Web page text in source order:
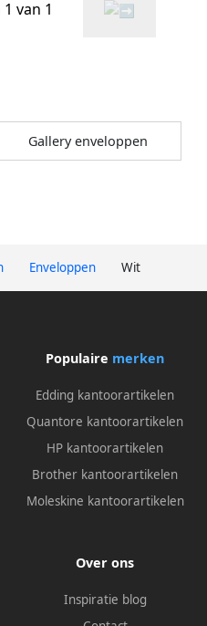
Enveloppen Wit
van 1
Gallery enveloppen
Populaire merken
Edding kantoorartikelen
Quantore kantoorartikelen
HP kantoorartikelen
Brother kantoorartikelen
Moleskine kantoorartikelen
Over ons
Inspiratie blog